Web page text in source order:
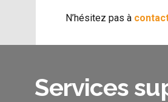
N’hésitez pas à
Services